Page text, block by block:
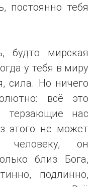
постоянно тебя
будто мирская
у тебя в миру
сила. Но ничего
всё это
терзающие нас
этого не может
человеку, он
близ Бога,
подлинно,